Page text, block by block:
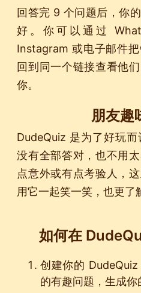
回答完 9 个问题后，你
好。你可以通过
Instagram 或电子邮件
回到同一个链接查看他
你。
朋友趣
DudeQuiz 是为了好玩
没有全部答对，也不用
点意外或有点考验人，
用它一起笑一笑，也更了
如何在
创建你的
的有趣问题，生成你